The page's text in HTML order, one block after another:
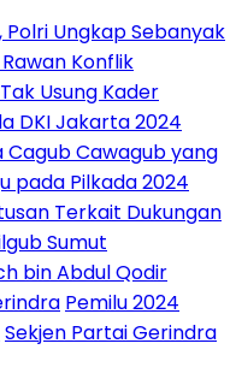
Ungkap Sebanyak
Konflik
Usung Kader
DKI Jakarta 2024
Cagub Cawagub yang
pada Pilkada 2024
Terkait Dukungan
Sumut
bin Abdul Qodir
Pemilu 2024
Sekjen Partai Gerindra